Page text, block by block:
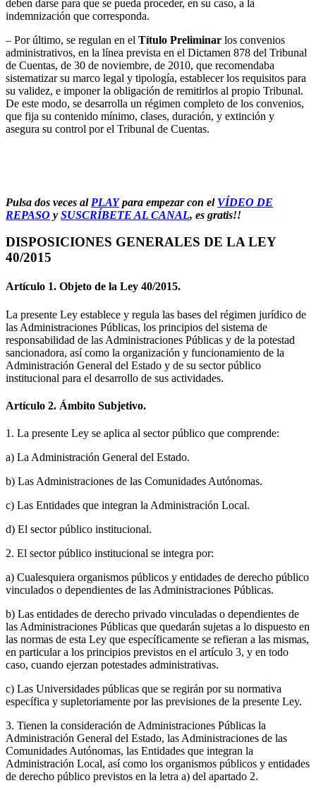
deben darse para que se pueda proceder, en su caso, a la
indemnización que corresponda.
– Por último, se regulan en el Título Preliminar los convenios
administrativos, en la línea prevista en el Dictamen 878 del Tribunal
de Cuentas, de 30 de noviembre, de 2010, que recomendaba
sistematizar su marco legal y tipología, establecer los requisitos para
su validez, e imponer la obligación de remitirlos al propio Tribunal.
De este modo, se desarrolla un régimen completo de los convenios,
que fija su contenido mínimo, clases, duración, y extinción y
asegura su control por el Tribunal de Cuentas.
Pulsa dos veces al PLAYpara empezar con el VÍDEO DE
REPASO y SUSCRÍBETE AL CANAL, es gratis!!
DISPOSICIONES GENERALES DE LA LEY
40/2015
Artículo 1. Objeto de la Ley 40/2015.
La presente Ley establece y regula las bases del régimen jurídico de
las Administraciones Públicas, los principios del sistema de
responsabilidad de las Administraciones Públicas y de la potestad
sancionadora, así como la organización y funcionamiento de la
Administración General del Estado y de su sector público
institucional para el desarrollo de sus actividades.
Artículo 2. Ámbito Subjetivo.
1. La presente Ley se aplica al sector público que comprende:
a) La Administración General del Estado.
b) Las Administraciones de las Comunidades Autónomas.
c) Las Entidades que integran la Administración Local.
d) El sector público institucional.
2. El sector público institucional se integra por:
a) Cualesquiera organismos públicos y entidades de derecho público
vinculados o dependientes de las Administraciones Públicas.
b) Las entidades de derecho privado vinculadas o dependientes de
las Administraciones Públicas que quedarán sujetas a lo dispuesto en
las normas de esta Ley que específicamente se refieran a las mismas,
en particular a los principios previstos en el artículo 3, y en todo
caso, cuando ejerzan potestades administrativas.
c) Las Universidades públicas que se regirán por su normativa
específica y supletoriamente por las previsiones de la presente Ley.
3. Tienen la consideración de Administraciones Públicas la
Administración General del Estado, las Administraciones de las
Comunidades Autónomas, las Entidades que integran la
Administración Local, así como los organismos públicos y entidades
de derecho público previstos en la letra a) del apartado 2.